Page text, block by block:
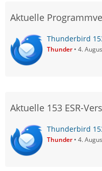
Aktuelle
Thunderbird
Thunder 4.
Aktuelle 153 ESR-
Thunderbird
Thunder 4.